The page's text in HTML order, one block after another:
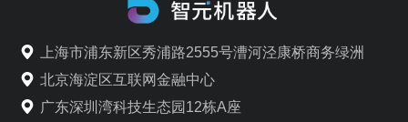
上海市浦东新区秀浦路2555号漕河泾康桥商务绿洲
北京海淀区互联网金融中心
广东深圳湾科技生态园12栋A座